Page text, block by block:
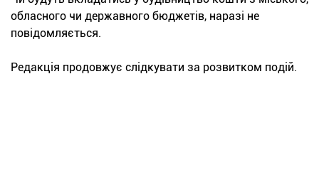
обласного чи державного бюджетів, наразі не
повідомляється.
Редакція продовжує слідкувати за розвитком подій.